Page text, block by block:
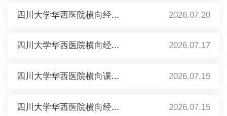
四川大学华西医院横向经... 2026.07.20
四川大学华西医院横向经... 2026.07.17
四川大学华西医院横向课... 2026.07.15
四川大学华西医院横向经... 2026.07.15